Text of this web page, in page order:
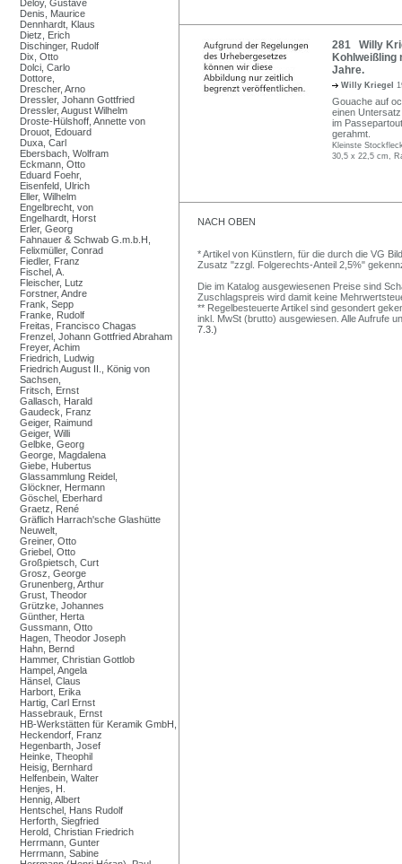
Deloy, Gustave
Denis, Maurice
Dennhardt, Klaus
Dietz, Erich
Dischinger, Rudolf
Dix, Otto
Dolci, Carlo
Dottore,
Drescher, Arno
Dressler, Johann Gottfried
Dressler, August Wilhelm
Droste-Hülshoff, Annette von
Drouot, Edouard
Duxa, Carl
Ebersbach, Wolfram
Eckmann, Otto
Eduard Foehr,
Eisenfeld, Ulrich
Eller, Wilhelm
Engelbrecht, von
Engelhardt, Horst
Erler, Georg
Fahnauer & Schwab G.m.b.H,
Felixmüller, Conrad
Fiedler, Franz
Fischel, A.
Fleischer, Lutz
Forstner, Andre
Frank, Sepp
Franke, Rudolf
Freitas, Francisco Chagas
Frenzel, Johann Gottfried Abraham
Freyer, Achim
Friedrich, Ludwig
Friedrich August II., König von
Sachsen,
Fritsch, Ernst
Gallasch, Harald
Gaudeck, Franz
Geiger, Raimund
Geiger, Willi
Gelbke, Georg
George, Magdalena
Giebe, Hubertus
Glassammlung Reidel,
Glöckner, Hermann
Göschel, Eberhard
Graetz, René
Gräflich Harrach'sche Glashütte
Neuwelt,
Greiner, Otto
Griebel, Otto
Großpietsch, Curt
Grosz, George
Grunenberg, Arthur
Grust, Theodor
Grützke, Johannes
Günther, Herta
Gussmann, Otto
Hagen, Theodor Joseph
Hahn, Bernd
Hammer, Christian Gottlob
Hampel, Angela
Hänsel, Claus
Harbort, Erika
Hartig, Carl Ernst
Hassebrauk, Ernst
HB-Werkstätten für Keramik GmbH,
Heckendorf, Franz
Hegenbarth, Josef
Heinke, Theophil
Heisig, Bernhard
Helfenbein, Walter
Henjes, H.
Hennig, Albert
Hentschel, Hans Rudolf
Herforth, Siegfried
Herold, Christian Friedrich
Herrmann, Gunter
Herrmann, Sabine
281 Willy
Kohlweißling
Jahre.
Willy Kriegel
Gouache auf
einen
im
gerahmt.
Kleinste
30,5 x 22,5 cm,
NACH OBEN
* Artikel von Künstlern, für die durch die VG
Zusatz "zzgl. Folgerechts-Anteil 2,5%"
Die im Katalog ausgewiesenen Preise sind
Zuschlagspreis wird damit keine
** Regelbesteuerte Artikel sind gesondert
inkl. MwSt (brutto) ausgewiesen. Alle Aufrufe
7.3.)